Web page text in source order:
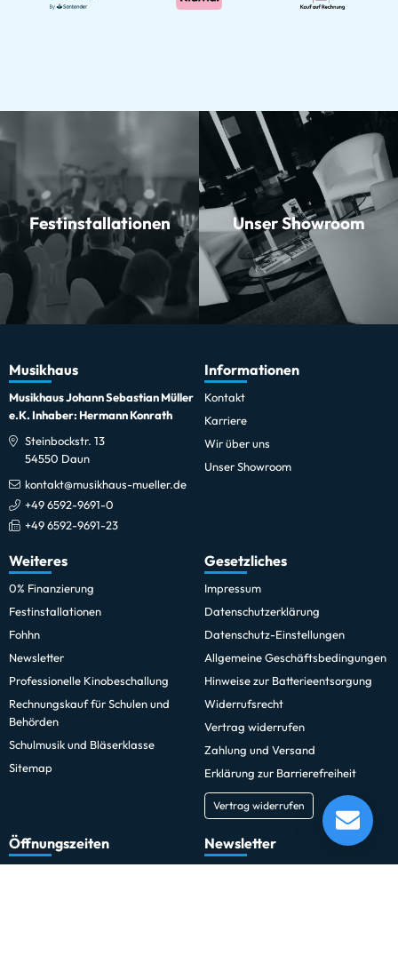
Festinstallationen Unser Showroom
Musikhaus
Musikhaus Johann Sebastian Müller
e.K. Inhaber: Hermann Konrath
Steinbockstr. 13
54550 Daun
kontakt@musikhaus-mueller.de
+49 6592-9691-0
+49 6592-9691-23
Informationen
Kontakt
Karriere
Wir über uns
Unser Showroom
Weiteres
0% Finanzierung
Festinstallationen
Fohhn
Newsletter
Professionelle Kinobeschallung
Rechnungskauf für Schulen und
Behörden
Schulmusik und Bläserklasse
Sitemap
Gesetzliches
Impressum
Datenschutzerklärung
Datenschutz-Einstellungen
Allgemeine Geschäftsbedingungen
Hinweise zur Batterieentsorgung
Widerrufsrecht
Vertrag widerrufen
Zahlung und Versand
Erklärung zur Barrierefreiheit
Vertrag widerrufen
Öffnungszeiten Newsletter
Hier zum Newsletter anmelden